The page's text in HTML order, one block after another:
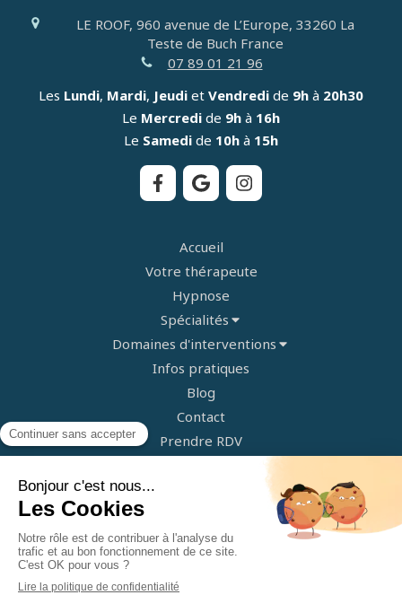
LE ROOF, 960 avenue de L’Europe, 33260 La
Teste de Buch France
07 89 01 21 96
Les Lundi, Mardi, Jeudi et Vendredi de 9h à 20h30
Le Mercredi de 9h à 16h
Le Samedi de 10h à 15h
Accueil
Votre thérapeute
Hypnose
Spécialités
Domaines d'interventions
Infos pratiques
Blog
Contact
Prendre RDV
©2023 Philippe Ambaud - Hypnose